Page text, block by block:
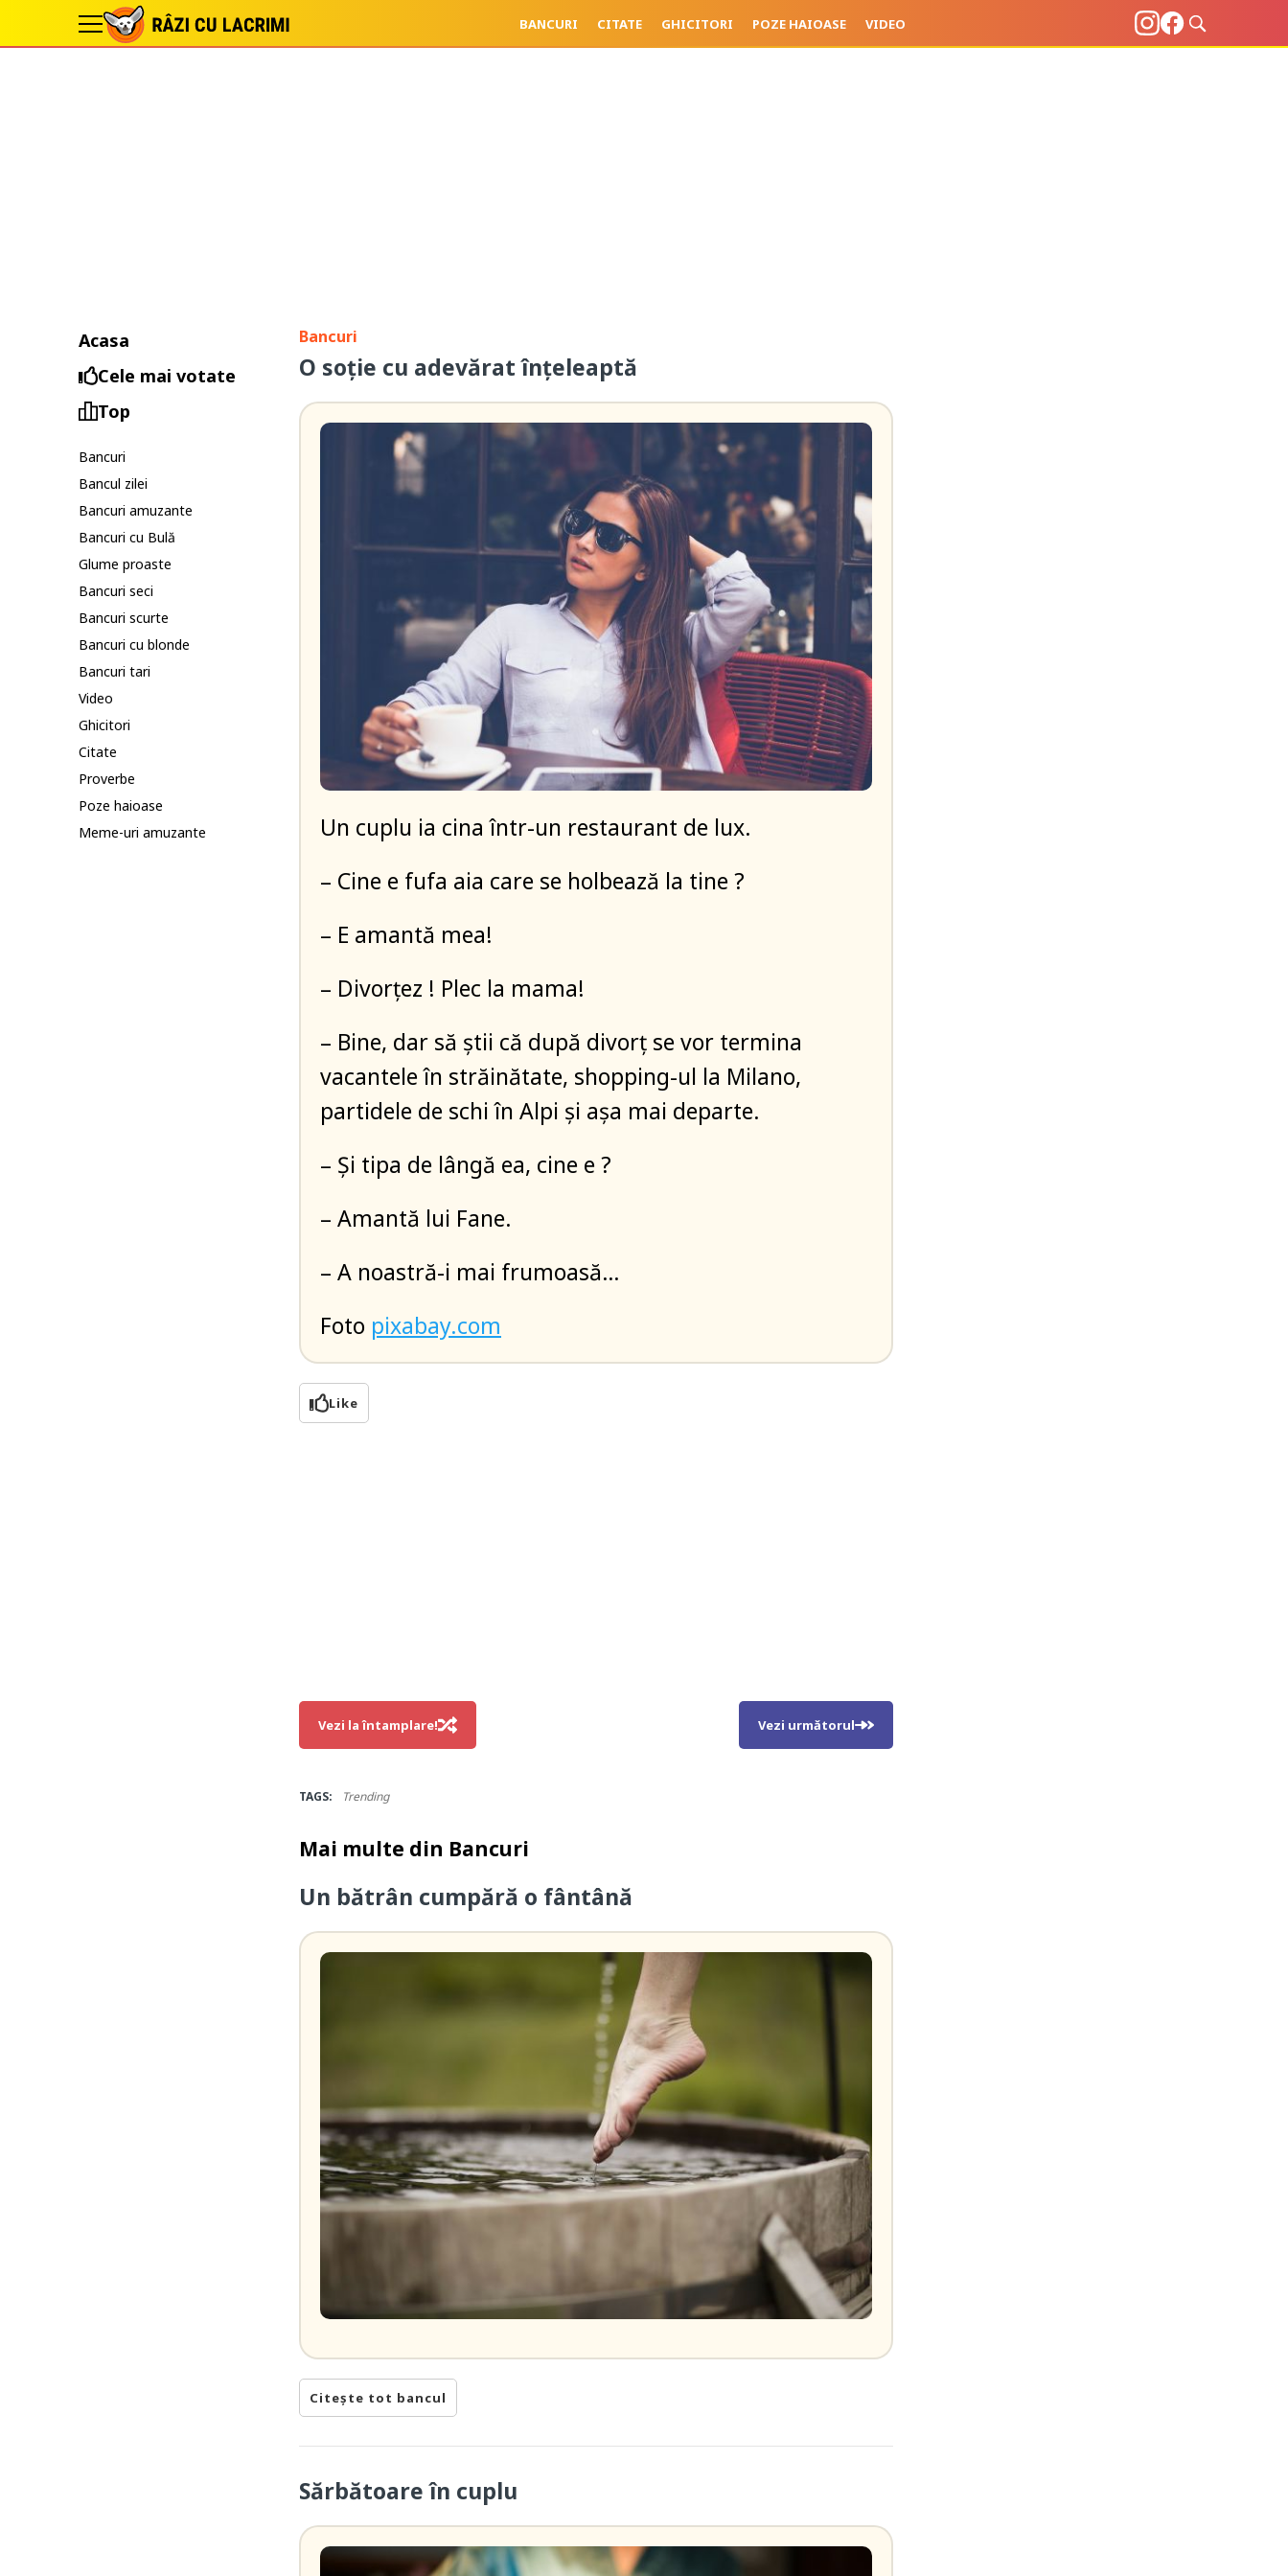
BANCURI CITATE GHICITORI POZE HAIOASE VIDEO
Acasa
Cele mai votate
Top
Bancuri
Bancul zilei
Bancuri amuzante
Bancuri cu Bulă
Glume proaste
Bancuri seci
Bancuri scurte
Bancuri cu blonde
Bancuri tari
Video
Ghicitori
Citate
Proverbe
Poze haioase
Meme-uri amuzante
Bancuri
O soție cu adevărat înțeleaptă
Un cuplu ia cina într-un restaurant de lux.
– Cine e fufa aia care se holbează la tine ?
– E amantă mea!
– Divorțez ! Plec la mama!
– Bine, dar să știi că după divorț se vor termina
vacantele în străinătate, shopping-ul la Milano,
partidele de schi în Alpi și așa mai departe.
– Și tipa de lângă ea, cine e ?
– Amantă lui Fane.
– A noastră-i mai frumoasă…
Foto pixabay.com
Like
Vezi la întamplare! Vezi următorul
TAGS: Trending
Mai multe din Bancuri
Un bătrân cumpără o fântână
Citește tot bancul
Sărbătoare în cuplu